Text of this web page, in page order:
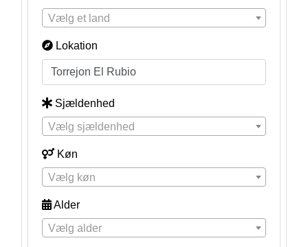
Vælg et land
Lokation
Sjældenhed
Vælg sjældenhed
Køn
Vælg køn
Alder
Vælg alder